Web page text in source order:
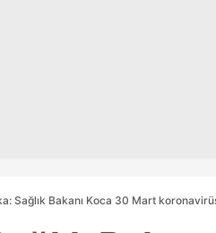
Sağlık Bakanı Koca 30 Mart